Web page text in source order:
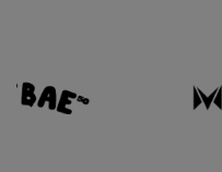
